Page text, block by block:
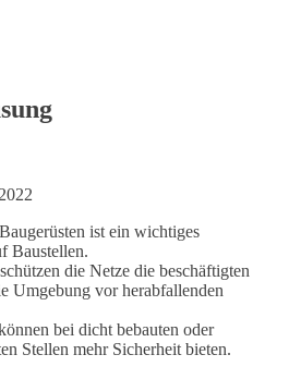
ist ein wichtiges
Baustellen.
die Netze die beschäftigten
Umgebung vor herabfallenden
bei dicht bebauten oder
Stellen mehr Sicherheit bieten.